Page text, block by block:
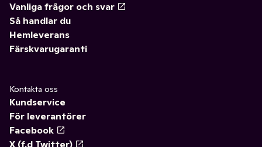
Vanliga frågor och svar
Så handlar du
Hemleverans
Färskvarugaranti
Kontakta oss
Kundservice
För leverantörer
Facebook
X (f.d Twitter)